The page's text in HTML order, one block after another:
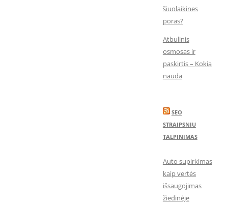
šiuolaikines
poras?
Atbulinis
osmosas ir
paskirtis – Kokia
nauda
SEO
STRAIPSNIU
TALPINIMAS
Auto supirkimas
kaip vertės
išsaugojimas
žiedinėje